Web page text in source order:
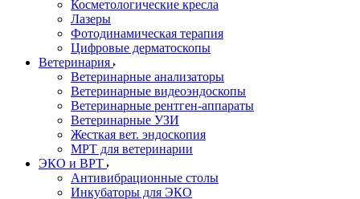
Косметологические кресла
Лазеры
Фотодинамическая терапия
Цифровые дерматоскопы
Ветеринария
Ветеринарные анализаторы
Ветеринарные видеоэндоскопы
Ветеринарные рентген-аппараты
Ветеринарные УЗИ
Жесткая вет. эндоскопия
МРТ для ветеринарии
ЭКО и ВРТ
Антивибрационные столы
Инкубаторы для ЭКО